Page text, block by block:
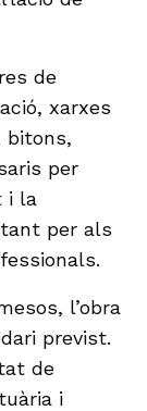
de
xarxes
bitons,
per
i la
per als
l’obra
previst.
de
i